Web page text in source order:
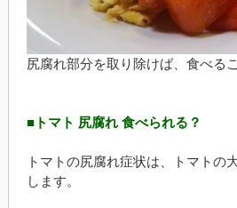
尻腐れ部分を取り除けば、食べる
■トマト 尻腐れ 食べられる？
トマトの尻腐れ症状は、トマトの
します。